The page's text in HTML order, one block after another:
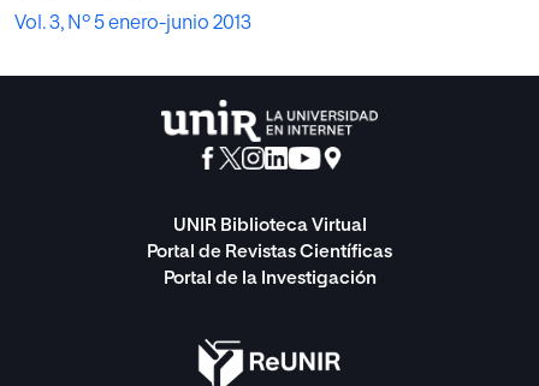
Vol. 3, Nº 5 enero-junio 2013
UNIR Biblioteca Virtual
Portal de Revistas Científicas
Portal de la Investigación